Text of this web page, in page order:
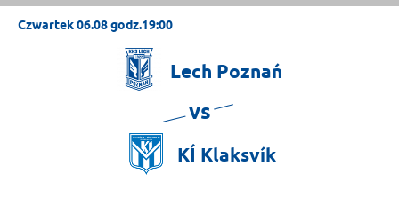
Czwartek 06.08 godz.19:00
Lech Poznań
vs
KÍ Klaksvík